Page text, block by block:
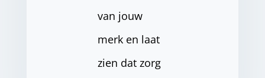
van jouw
merk en laat
zien dat zorg